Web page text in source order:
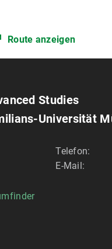
Route anzeigen
Studies
Universität
Telefon:
E-Mail: